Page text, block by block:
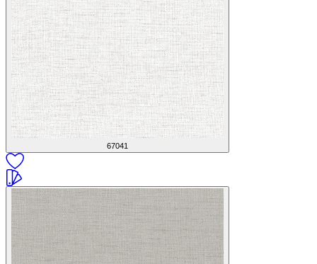
67041